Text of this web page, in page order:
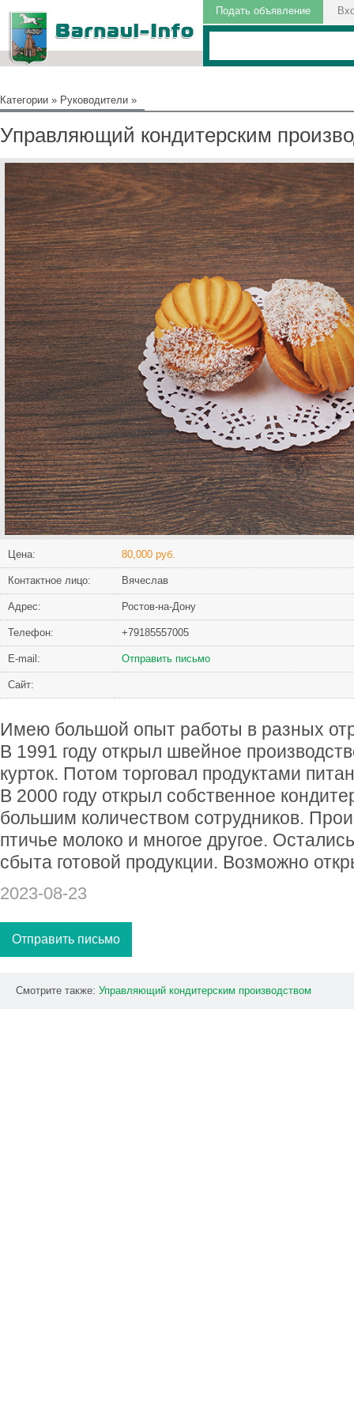
Подать объявление
Категории » Руководители »
Управляющий кондитерским
Цена: 80,000 руб.
Контактное лицо: Вячеслав
Адрес: Ростов-на-Дону
Телефон: +79185557005
Е-mail: Отправить письмо
Сайт:
Имею большой опыт работы в разных
В 1991 году открыл швейное
курток. Потом торговал продуктами
В 2000 году открыл собственное
большим количеством сотрудников.
птичье молоко и многое другое.
сбыта готовой продукции. Возможно
2023-08-23
Отправить письмо
Смотрите также: Управляющий кондитерским производством